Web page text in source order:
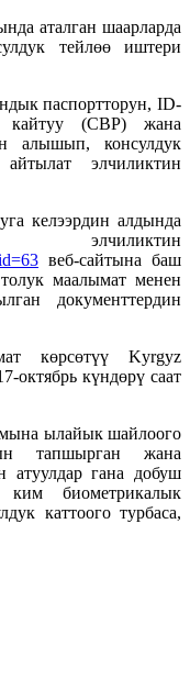
аталган шаарларда
тейлөө иштери
паспортторун, ID-
кайтуу (СВР) жана
алышып, консулдук
элчиликтин
келээрдин алдында
веб-сайтына баш
маалымат менен
документтердин
көрсөтүү Kyrgyz
октябрь күндөрү саат
ылайык шайлоого
тапшырган жана
атуулдар гана добуш
биометрикалык
каттоого турбаса,